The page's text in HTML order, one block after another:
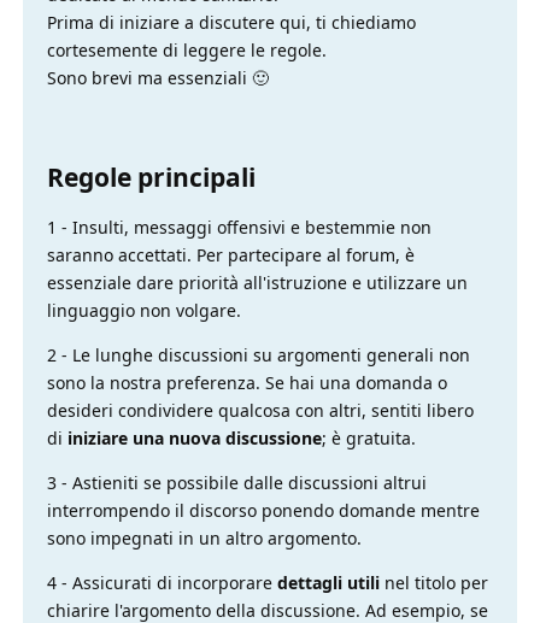
Prima di iniziare a discutere qui, ti chiediamo
cortesemente di leggere le regole.
Sono brevi ma essenziali 🙂
Regole principali
1 - Insulti, messaggi offensivi e bestemmie non
saranno accettati. Per partecipare al forum, è
essenziale dare priorità all'istruzione e utilizzare un
linguaggio non volgare.
2 - Le lunghe discussioni su argomenti generali non
sono la nostra preferenza. Se hai una domanda o
desideri condividere qualcosa con altri, sentiti libero
di iniziare una nuova discussione; è gratuita.
3 - Astieniti se possibile dalle discussioni altrui
interrompendo il discorso ponendo domande mentre
sono impegnati in un altro argomento.
4 - Assicurati di incorporare dettagli utili nel titolo per
chiarire l'argomento della discussione. Ad esempio, se